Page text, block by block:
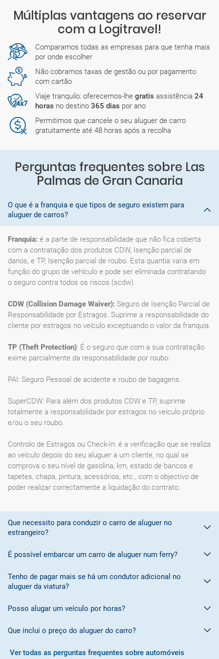
Múltiplas vantagens ao reservar
com a Logitravel!
Comparamos todas as empresas para que tenha mais
por onde escolher
Não cobramos taxas de gestão ou por pagamento
com cartão
Viaje tranquilo: oferecemos-lhe gratis assistência 24
horas no destino 365 dias por ano
Permitimos que cancele o seu aluguer de carro
gratuitamente até 48 horas após a recolha
Perguntas frequentes sobre Las
Palmas de Gran Canaria
O que é a franquia e que tipos de seguro existem para
aluguer de carros?
Franquia: é a parte de responsabilidade que não fica coberta
com a contratação dos produtos CDW, Isenção parcial de
danos, e TP, Isenção parcial de roubo. Esta quantia varia em
função do grupo de vehículo e pode ser eliminada contratando
o seguro contra todos os riscos (scdw).
CDW (Collision Damage Waiver): Seguro de Isenção Parcial de
Responsabilidade por Estragos. Suprime a responsabilidade do
cliente por estragos no veículo exceptuando o valor da franquia.
TP (Theft Protection): É o seguro que com a sua contratação
exime parcialmente da responsabilidade por roubo.
PAI: Seguro Pessoal de acidente e roubo de bagagens.
SuperCDW: Para além dos produtos CDW e TP, suprime
totalmente a responsabilidade por estragos no veículo próprio
e/ou o seu roubo.
Controlo de Estragos ou Check-In: é a verificação que se realiza
ao veículo depois do seu aluguer a um cliente, no qual se
comprova o seu nível de gasolina, km, estado de bancos e
tapetes, chapa, pintura, acessórios, etc., com o objectivo de
poder realizar correctamente a liquidação do contrato.
Que necessito para conduzir o carro de aluguer no
estrangeiro?
Para conduzir em países membros daUnião Europeia é
Mas para ospaíses que não sejam membros da União
nos Convénios de Genebra ou Viena, é necessária
para conduzir adaptam-se ao disposto no Convénio
É possível embarcar um carro de aluguer num ferry?
A maioria das empresas de aluguer de automóveis não permite
embarcar os seus veículos num ferry devido a questões
Consulte as condições da empresa de aluguer para obter mais
Tenho de pagar mais se há um condutor adicional no
aluguer da viatura?
Sim. Por cada condutor adicional deverá ser pago um encargo
permita incluir um condutor adicional de forma gratuita.
No caso de haver condutores adicionais, estes também devem
Posso alugar um veículo por horas?
Actualmente operíodo mínimode aluguer é de
cortesia entre 30 e 60 minutos.
Que inclui o preço do aluguer do carro?
Geralmente tanto no processo de reserva como na
Ver todas as perguntas frequentes sobre automóveis